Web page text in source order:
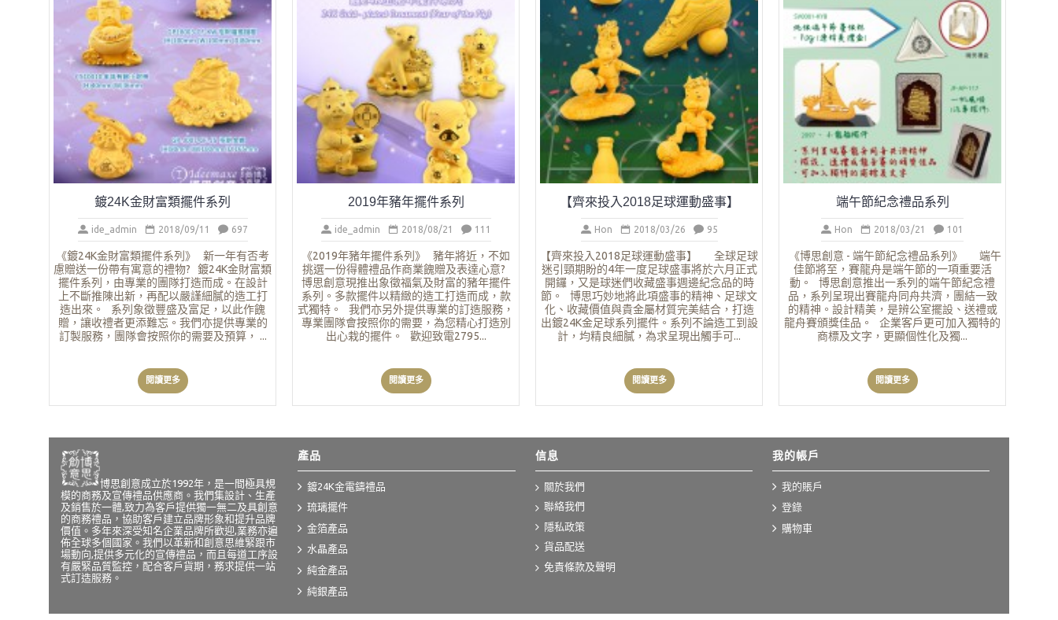
鍍24K金財富類擺件系列
ide_admin 2018/09/11 697
《鍍24K金財富類擺件系列》 新一年有否考
慮贈送一份帶有寓意的禮物? 鍍24K金財富類
擺件系列，由專業的團隊打造而成。在設計
上不斷推陳出新，再配以嚴謹細膩的造工打
造出來。 系列象徵豐盛及富足，以此作餽
贈，讓收禮者更添難忘。我們亦提供專業的
訂製服務，團隊會按照你的需要及預算， ...
閱讀更多
2019年豬年擺件系列
ide_admin 2018/08/21 111
《2019年豬年擺件系列》 豬年將近，不如
挑選一份得體禮品作商業餽贈及表達心意?
博思創意現推出象徵福氣及財富的豬年擺件
系列。多款擺件以精緻的造工打造而成，款
式獨特。 我們亦另外提供專業的訂造服務，
專業團隊會按照你的需要，為您精心打造別
出心栽的擺件。 歡迎致電2795...
閱讀更多
【齊來投入2018足球運動盛事】
Hon 2018/03/26 95
【齊來投入2018足球運動盛事】 全球足球
迷引頸期盼的4年一度足球盛事將於六月正式
開鑼，又是球迷們收藏盛事週邊紀念品的時
節。 博思巧妙地將此項盛事的精神、足球文
化、收藏價值與貴金屬材質完美結合，打造
出鍍24K金足球系列擺件。系列不論造工到設
計，均精良細膩，為求呈現出觸手可...
閱讀更多
端午節紀念禮品系列
Hon 2018/03/21 101
《博思創意 - 端午節紀念禮品系列》 端午
佳節將至，賽龍舟是端午節的一項重要活
動。 博思創意推出一系列的端午節紀念禮
品，系列呈現出賽龍舟同舟共濟，團結一致
的精神。設計精美，是辨公室擺設、送禮或
龍舟賽頒獎佳品。 企業客戶更可加入獨特的
商標及文字，更顯個性化及獨...
閱讀更多
博思創意成立於1992年，是一間極具規
模的商務及宣傳禮品供應商。我們集設計、生產
及銷售於一體,致力為客戶提供獨一無二及具創意
的商務禮品，協助客戶建立品牌形象和提升品牌
價值。多年來深受知名企業品牌所歡迎,業務亦遍
佈全球多個國家。我們以革新和創意思維緊跟市
場動向,提供多元化的宣傳禮品，而且每道工序設
有嚴緊品質監控，配合客戶貨期，務求提供一站
式訂造服務。
產品
鍍24K金電鑄禮品
琉璃擺件
金箔產品
水晶產品
純金產品
純銀產品
信息
關於我們
聯絡我們
隱私政策
貨品配送
免責條款及聲明
我的帳戶
我的賬戶
登錄
購物車